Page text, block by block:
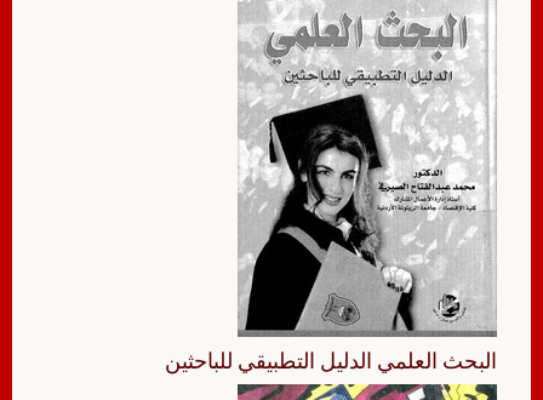
البحث العلمي الدليل التطبيقي للباحثين